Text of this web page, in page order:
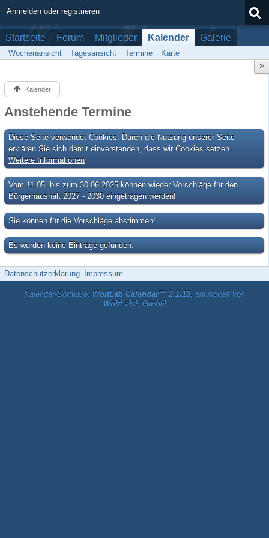
Anmelden oder registrieren
Startseite Forum Mitglieder Kalender Galerie
Wochenansicht Tagesansicht Termine Karte
Kalender
Anstehende Termine
Diese Seite verwendet Cookies. Durch die Nutzung unserer Seite
erklären Sie sich damit einverstanden, dass wir Cookies setzen.
Weitere Informationen
Vom 11.05. bis zum 30.06.2025 können wieder Vorschläge für den
Bürgerhaushalt 2027 - 2030 eingetragen werden!
Sie können für die Vorschläge abstimmen!
Es wurden keine Einträge gefunden.
Datenschutzerklärung Impressum
Kalender-Software: WoltLab Calendar™ 2.1.10, entwickelt von
WoltLab® GmbH